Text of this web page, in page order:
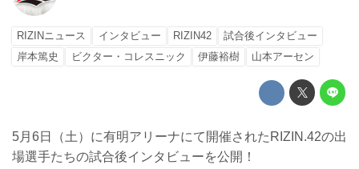
RIZINニュース インタビュー RIZIN42
試合後インタビュー
岸本篤史
ビクター・コレスニック 伊藤裕樹 山本アーセン
5月6日（土）に有明アリーナにて開催されたRIZIN.42の出
場選手たちの試合後インタビューを公開！